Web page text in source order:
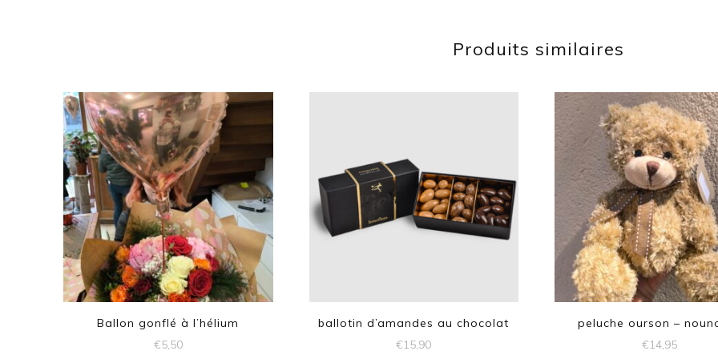
Produits similaires
Ballon gonflé à l’hélium
€5,50
ballotin d’amandes au chocolat
€15,90
peluche ourson –
€14,95